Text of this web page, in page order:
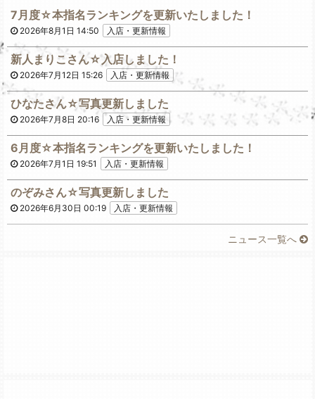
7月度☆本指名ランキングを更新いたしました！
2026年8月1日 14:50 入店・更新情報
新人まりこさん☆入店しました！
2026年7月12日 15:26 入店・更新情報
ひなたさん☆写真更新しました
2026年7月8日 20:16 入店・更新情報
6月度☆本指名ランキングを更新いたしました！
2026年7月1日 19:51 入店・更新情報
のぞみさん☆写真更新しました
2026年6月30日 00:19 入店・更新情報
ニュース一覧へ